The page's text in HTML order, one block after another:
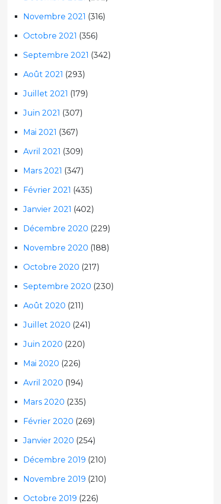
Novembre 2021 (316)
Octobre 2021 (356)
Septembre 2021 (342)
Août 2021 (293)
Juillet 2021 (179)
Juin 2021 (307)
Mai 2021 (367)
Avril 2021 (309)
Mars 2021 (347)
Février 2021 (435)
Janvier 2021 (402)
Décembre 2020 (229)
Novembre 2020 (188)
Octobre 2020 (217)
Septembre 2020 (230)
Août 2020 (211)
Juillet 2020 (241)
Juin 2020 (220)
Mai 2020 (226)
Avril 2020 (194)
Mars 2020 (235)
Février 2020 (269)
Janvier 2020 (254)
Décembre 2019 (210)
Novembre 2019 (210)
Octobre 2019 (226)